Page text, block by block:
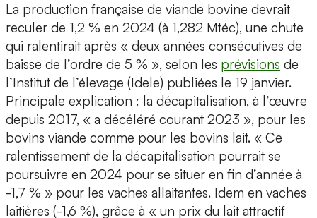
La production française de viande bovine devrait
reculer de 1,2 % en 2024 (à 1,282 Mtéc), une chute
qui ralentirait après « deux années consécutives de
baisse de l’ordre de 5 % », selon les prévisions de
l’Institut de l’élevage (Idele) publiées le 19 janvier.
Principale explication : la décapitalisation, à l’œuvre
depuis 2017, « a décéléré courant 2023 », pour les
bovins viande comme pour les bovins lait. « Ce
ralentissement de la décapitalisation pourrait se
poursuivre en 2024 pour se situer en fin d’année à
-1,7 % » pour les vaches allaitantes. Idem en vaches
laitières (-1,6 %), grâce à « un prix du lait attractif